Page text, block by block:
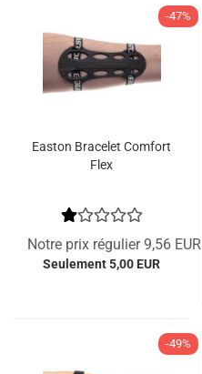
-47%
Easton Bracelet Comfort
Flex
Notre prix régulier 9,56 EUR
Seulement 5,00 EUR
-49%